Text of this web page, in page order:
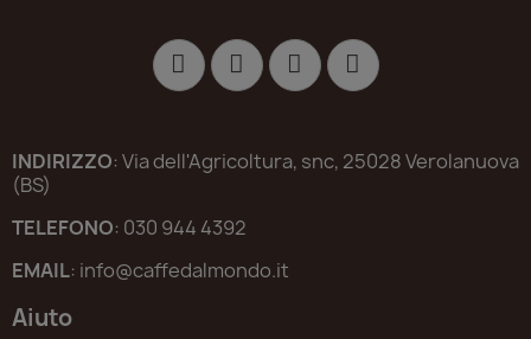
INDIRIZZO: Via dell'Agricoltura, snc, 25028 Verolanuova
(BS)
TELEFONO: 030 944 4392
EMAIL: info@caffedalmondo.it
Aiuto